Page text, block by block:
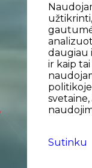
daugiau
ir kaip
Sutinku